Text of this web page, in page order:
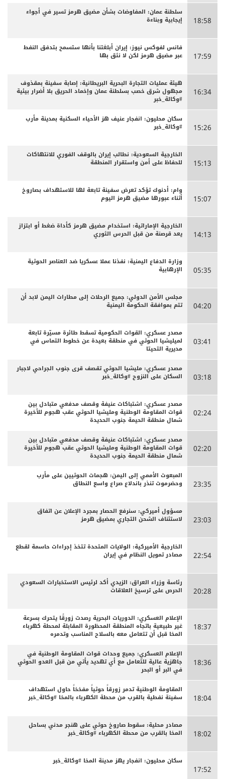
18:58
سلطنة عمان: المفاوضات بشأن مضيق هرمز تسير في أجواء
إيجابية وبناءة
17:59
فانس لفوكس نيوز: إيران أبلغتنا بأنها ستسمح بتدفق النفط
عبر مضيق هرمز لكن لا نثق بها
16:34
هيئة عمليات التجارة البحرية البريطانية: إصابة سفينة بمقذوف
مجهول شرق خصب بسلطنة عمان وإخماد الحريق بلا أضرار بيئية
#وكالة_خبر
15:26
سكان محليون: انفجار عنيف هز الأحياء السكنية بمدينة مأرب
#وكالة_خبر
15:13
الخارجية السعودية: نطالب إيران بالوقف الفوري للانتهاكات
للحفاظ على أمن واستقرار المنطقة
15:07
وام: أدنوك تؤكد تعرض سفينة تابعة لها للاستهداف بصاروخ
أثناء عبورها مضيق هرمز اليوم
14:13
الخارجية الإماراتية: استخدام مضيق هرمز كأداة ضغط أو ابتزاز
يعد قرصنة من قبل الحرس الثوري
05:35
وزارة الدفاع اليمنية: نفذنا عملا عسكريا ضد العناصر الحوثية
الإرهابية
04:20
مجلس الأمن الدولي: جميع الرحلات إلى مطارات اليمن لابد أن
تتم بموافقة الحكومة اليمنية
03:41
مصدر عسكري: القوات الحكومية تسقط طائرة مسيّرة تابعة
لميليشيا الحوثي في منطقة بعيدة عن خطوط التماس في
مديرية التحيتا
03:18
مصدر عسكري: مليشيا الحوثي تقصف قرى جنوب الجراحي لاجبار
السكان على النزوح #وكالة_خبر
02:24
مصدر عسكري: اشتباكات عنيفة وقصف مدفعي متبادل بين
قوات المقاومة الوطنية ومليشيا الحوثي عقب هجوم للأخيرة
شمال منطقة الحيمة جنوب الحديدة
02:20
مصدر عسكري: اشتباكات عنيفة وقصف مدفعي متبادل بين
قوات المقاومة الوطنية ومليشيا الحوثي عقب هجوم للأخيرة
شمال منطقة الحيمة جنوب الحديدة
23:35
المبعوث الأممي إلى اليمن: هجمات الحوثيين على مأرب
وحضرموت تنذر باندلاع صراع واسع النطاق
23:03
مسؤول أميركي: سنرفع الحصار بمجرد الإعلان عن اتفاق
لاستئناف الشحن التجاري بمضيق هرمز
22:54
الخارجية الأميركية: الولايات المتحدة تتخذ إجراءات حاسمة لقطع
مصادر تمويل النظام في إيران
20:28
رئاسة وزراء العراق: الزيدي أكد لرئيس الاستخبارات السعودي
الحرص على ترسيخ العلاقات
18:37
الإعلام العسكري: الدوريات البحرية رصدت زورقًا يتحرك بسرعة
غير طبيعية باتجاه المنطقة المحظورة المقابلة لمحطة كهرباء
المخا قبل أن تتعامل معه بالسلاح المناسب وتدمره
18:36
الإعلام العسكري: جميع وحدات قوات المقاومة الوطنية في
جاهزية عالية للتعامل مع أي تهديد يأتي من قبل العدو الحوثي
في البر أو البحر
18:04
المقاومة الوطنية تدمر زورقاً حوثياً مفخخاً حاول استهداف
سفينة نفطية بالقرب من محطة الكهرباء بالمخا #وكالة_خبر
18:02
مصادر محلية: سقوط صاروخ حوثي على هنجر مدني بساحل
المخا بالقرب من محطة الكهرباء #وكالة_خبر
17:52
سكان محليون: انفجار يهز مدينة المخا #وكالة_خبر